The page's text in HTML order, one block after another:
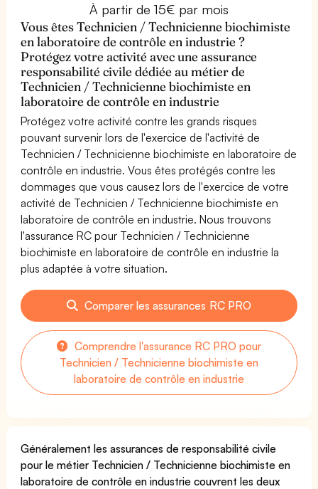
À partir de 15€ par mois
Vous êtes Technicien / Technicienne biochimiste
en laboratoire de contrôle en industrie ?
Protégez votre activité avec une assurance
responsabilité civile dédiée au métier de
Technicien / Technicienne biochimiste en
laboratoire de contrôle en industrie
Protégez votre activité contre les grands risques
pouvant survenir lors de l'exercice de l'activité de
Technicien / Technicienne biochimiste en laboratoire de
contrôle en industrie. Vous êtes protégés contre les
dommages que vous causez lors de l'exercice de votre
activité de Technicien / Technicienne biochimiste en
laboratoire de contrôle en industrie. Nous trouvons
l'assurance RC pour Technicien / Technicienne
biochimiste en laboratoire de contrôle en industrie la
plus adaptée à votre situation.
Comparer les assurances RC PRO
Comprendre l'assurance RC PRO pour
Technicien / Technicienne biochimiste en
laboratoire de contrôle en industrie
Généralement les assurances de responsabilité civile
pour le métier Technicien / Technicienne biochimiste en
laboratoire de contrôle en industrie couvrent les deux